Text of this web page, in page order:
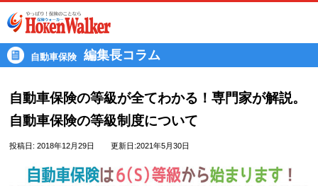
自動車保険
編集長コラム
自動車保険の等級が全てわかる！専門家が解説。
自動車保険の等級制度について
投稿日:2018年12月29日 更新日:2021年5月30日